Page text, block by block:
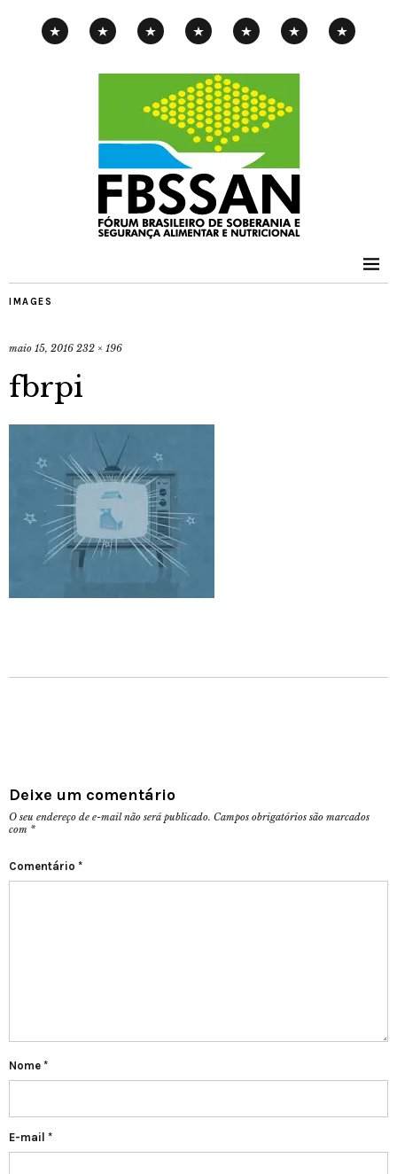
IMAGES
maio 15, 2016 232 × 196
fbrpi
Deixe um comentário
O seu endereço de e-mail não será publicado. Campos obrigatórios são marcados
com *
Comentário *
Nome *
E-mail *